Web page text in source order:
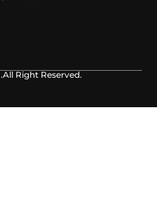
.All Right Reserved.